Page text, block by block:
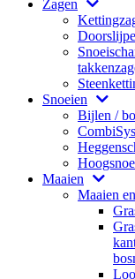
Zagen
Snoeien
Bijlen /
Maaien
Maaien